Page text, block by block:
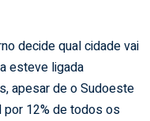
decide qual cidade vai
esteve ligada
apesar de o Sudoeste
por 12% de todos os